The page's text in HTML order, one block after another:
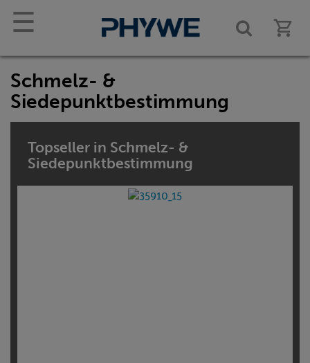
☰
Schmelz- &
Siedepunktbestimmung
Topseller in Schmelz- &
Siedepunktbestimmung